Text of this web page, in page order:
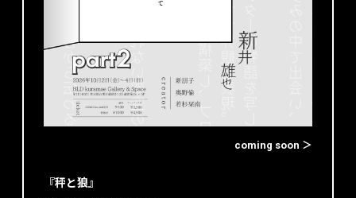
coming soon ＞
『秤と狼』